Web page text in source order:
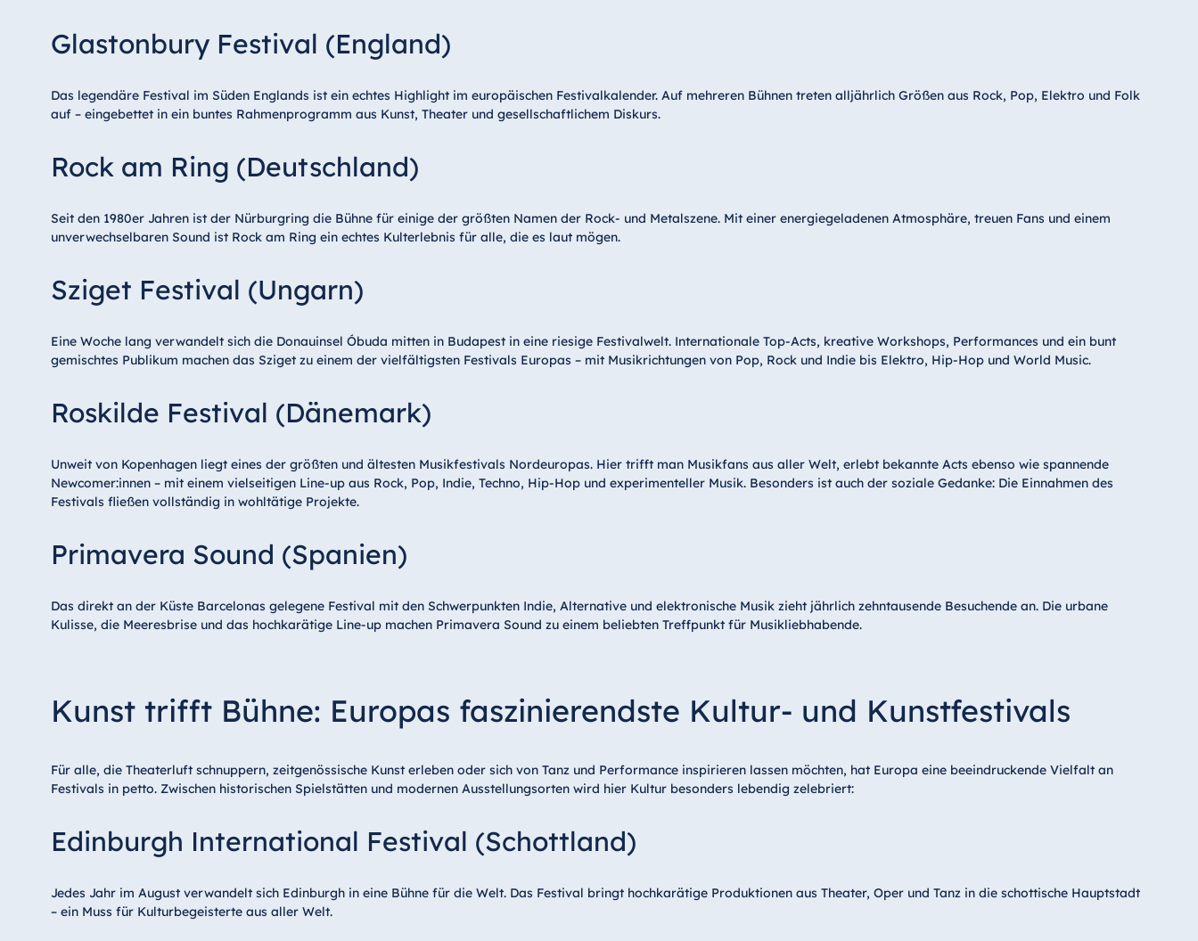
Glastonbury Festival (England)
Das legendäre Festival im Süden Englands ist ein echtes Highlight im europäischen Festivalkalender. Auf mehreren Bühnen treten alljährlich Größen aus Rock, Pop, Elektro und Folk
auf – eingebettet in ein buntes Rahmenprogramm aus Kunst, Theater und gesellschaftlichem Diskurs.
Rock am Ring (Deutschland)
Seit den 1980er Jahren ist der Nürburgring die Bühne für einige der größten Namen der Rock- und Metalszene. Mit einer energiegeladenen Atmosphäre, treuen Fans und einem
unverwechselbaren Sound ist Rock am Ring ein echtes Kulterlebnis für alle, die es laut mögen.
Sziget Festival (Ungarn)
Eine Woche lang verwandelt sich die Donauinsel Óbuda mitten in Budapest in eine riesige Festivalwelt. Internationale Top-Acts, kreative Workshops, Performances und ein bunt
gemischtes Publikum machen das Sziget zu einem der vielfältigsten Festivals Europas – mit Musikrichtungen von Pop, Rock und Indie bis Elektro, Hip-Hop und World Music.
Roskilde Festival (Dänemark)
Unweit von Kopenhagen liegt eines der größten und ältesten Musikfestivals Nordeuropas. Hier trifft man Musikfans aus aller Welt, erlebt bekannte Acts ebenso wie spannende
Newcomer:innen – mit einem vielseitigen Line-up aus Rock, Pop, Indie, Techno, Hip-Hop und experimenteller Musik. Besonders ist auch der soziale Gedanke: Die Einnahmen des
Festivals fließen vollständig in wohltätige Projekte.
Primavera Sound (Spanien)
Das direkt an der Küste Barcelonas gelegene Festival mit den Schwerpunkten Indie, Alternative und elektronische Musik zieht jährlich zehntausende Besuchende an. Die urbane
Kulisse, die Meeresbrise und das hochkarätige Line-up machen Primavera Sound zu einem beliebten Treffpunkt für Musikliebhabende.
Kunst trifft Bühne: Europas faszinierendste Kultur- und Kunstfestivals
Für alle, die Theaterluft schnuppern, zeitgenössische Kunst erleben oder sich von Tanz und Performance inspirieren lassen möchten, hat Europa eine beeindruckende Vielfalt an
Festivals in petto. Zwischen historischen Spielstätten und modernen Ausstellungsorten wird hier Kultur besonders lebendig zelebriert:
Edinburgh International Festival (Schottland)
Jedes Jahr im August verwandelt sich Edinburgh in eine Bühne für die Welt. Das Festival bringt hochkarätige Produktionen aus Theater, Oper und Tanz in die schottische Hauptstadt
– ein Muss für Kulturbegeisterte aus aller Welt.